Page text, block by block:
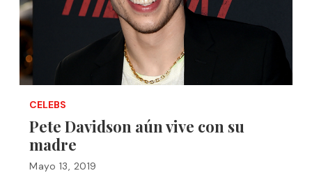
CELEBS
Pete Davidson aún vive con su
madre
Mayo 13, 2019